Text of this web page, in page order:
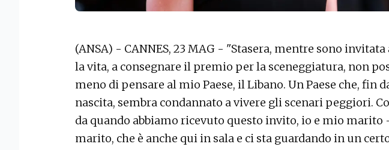
(ANSA) - CANNES, 23 MAG - "Stasera, mentre sono invitata
la vita, a consegnare il premio per la sceneggiatura, non
meno di pensare al mio Paese, il Libano. Un Paese che, fin
nascita, sembra condannato a vivere gli scenari peggiori.
da quando abbiamo ricevuto questo invito, io e mio marito
marito, che è anche qui in sala e ci sta guardando in un